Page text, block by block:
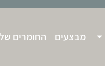
מבצעים החומרים